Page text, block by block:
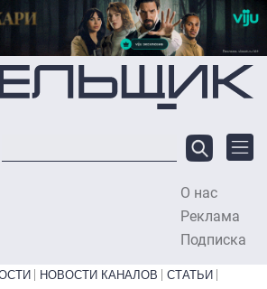
содержанию
О нас
Реклама
Подписка
НОВОСТИ КАНАЛОВ
СТАТЬИ